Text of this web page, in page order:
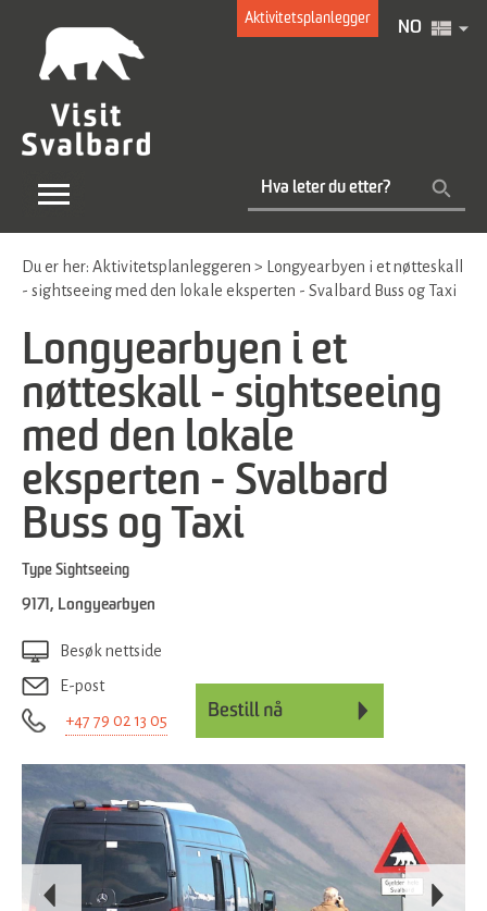
Aktivitetsplanlegger
NO
Du er her: Aktivitetsplanleggeren >
Longyearbyen i et nøtteskall
- sightseeing med den lokale eksperten - Svalbard Buss og Taxi
Longyearbyen i et
nøtteskall - sightseeing
med den lokale
eksperten - Svalbard
Buss og Taxi
Type Sightseeing
9171 , Longyearbyen
Besøk nettside
E-post
+47 79 02 13 05